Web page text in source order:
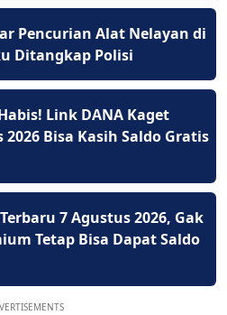
Pencurian Alat Nelayan di
Ditangkap Polisi
Link DANA Kaget
Bisa Kasih Saldo Gratis
7 Agustus 2026, Gak
Tetap Bisa Dapat Saldo